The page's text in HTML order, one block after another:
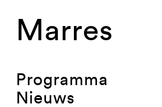
Marres
Programma
Nieuws